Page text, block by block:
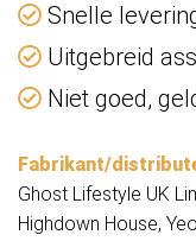
Snelle
Uitgebreid
Niet goed,
Fabrikant/
Ghost Lifestyle UK
Highdown House,